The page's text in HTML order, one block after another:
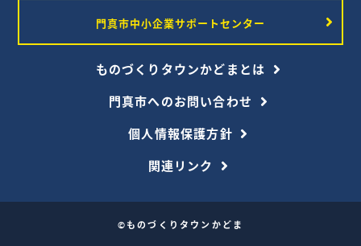
門真市中小企業サポートセンター
ものづくりタウンかどまとは
門真市へのお問い合わせ
個人情報保護方針
関連リンク
©ものづくりタウンかどま